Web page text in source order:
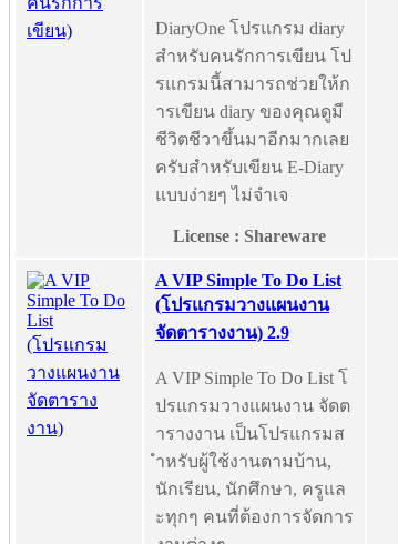
DiaryOne โปรแกรม diary
สำหรับคนรักการเขียน โป
รแกรมนี้สามารถช่วยให้ก
ารเขียน diary ของคุณดูมี
ชีวิตชีวาขึ้นมาอีกมากเลย
ครับสำหรับเขียน E-Diary
แบบง่ายๆ ไม่จำเจ
License : Shareware
A VIP Simple To Do List
(โปรแกรมวางแผนงาน
จัดตารางงาน) 2.9
A VIP Simple To Do List โ
ปรแกรมวางแผนงาน จัดต
ารางงาน เป็นโปรแกรมส
ำหรับผู้ใช้งานตามบ้าน,
นักเรียน, นักศึกษา, ครูแล
ะทุกๆ คนที่ต้องการจัดการ